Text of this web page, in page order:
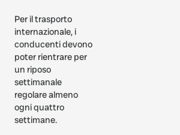
Per il trasporto
internazionale, i
conducenti devono
poter rientrare per
un riposo
settimanale
regolare almeno
ogni quattro
settimane.